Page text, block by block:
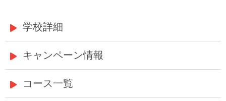
学校詳細
キャンペーン情報
コース一覧